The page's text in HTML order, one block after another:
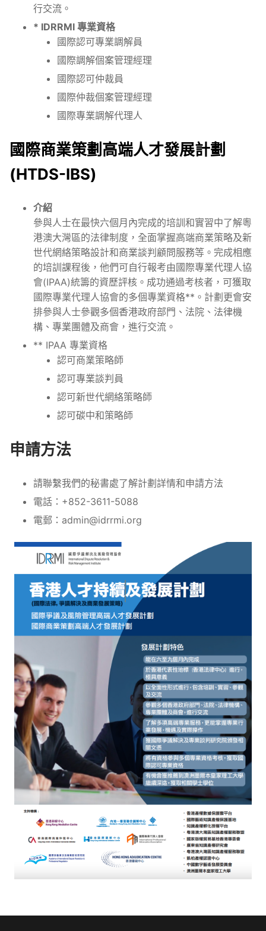
行交流。
* IDRRMI 專業資格
國際認可專業調解員
國際調解個案管理經理
國際認可仲裁員
國際仲裁個案管理經理
國際專業調解代理人
國際商業策劃高端人才發展計劃
(HTDS-IBS)
介紹
參與人士在最快六個月內完成的培訓和實習中了解粵
港澳大灣區的法律制度，全面掌握高端商業策略及新
世代網絡策略設計和商業談判顧問服務等。完成相應
的培訓課程後，他們可自行報考由國際專業代理人協
會(IPAA)統籌的資歷評核。成功通過考核者，可獲取
國際專業代理人協會的多個專業資格**。計劃更會安
排參與人士參觀多個香港政府部門、法院、法律機
構、專業團體及商會，進行交流。
** IPAA 專業資格
認可商業策略師
認可專業談判員
認可新世代網絡策略師
認可碳中和策略師
申請方法
請聯繫我們的秘書處了解計劃詳情和申請方法
電話：+852-3611-5088
電郵：admin@idrrmi.org